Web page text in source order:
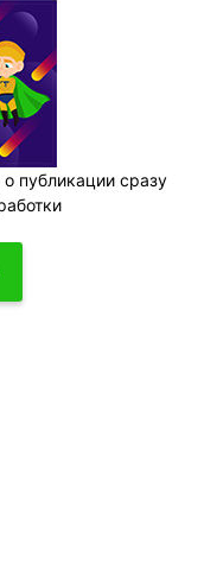
полного
о публикации сразу